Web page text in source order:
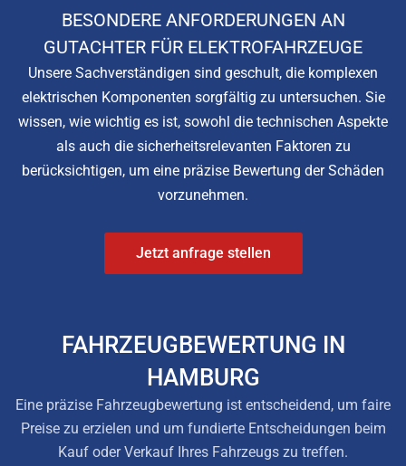
BESONDERE ANFORDERUNGEN AN
GUTACHTER FÜR ELEKTROFAHRZEUGE
Unsere Sachverständigen sind geschult, die komplexen
elektrischen Komponenten sorgfältig zu untersuchen. Sie
wissen, wie wichtig es ist, sowohl die technischen Aspekte
als auch die sicherheitsrelevanten Faktoren zu
berücksichtigen, um eine präzise Bewertung der Schäden
vorzunehmen.
Jetzt anfrage stellen
FAHRZEUGBEWERTUNG IN
HAMBURG
Eine präzise Fahrzeugbewertung ist entscheidend, um faire
Preise zu erzielen und um fundierte Entscheidungen beim
Kauf oder Verkauf Ihres Fahrzeugs zu treffen.